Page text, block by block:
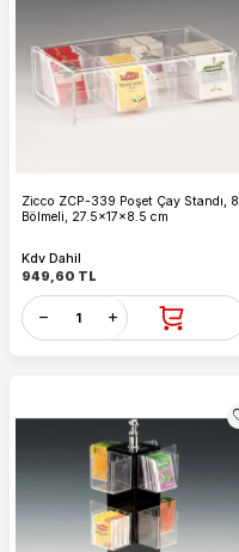
Zicco ZCP-339 Poşet Çay Standı, 8
Bölmeli, 27.5x17x8.5 cm
Kdv Dahil
949,60 TL